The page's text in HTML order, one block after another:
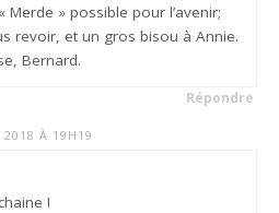
Merde » possible pour l’avenir;
revoir, et un gros bisou à Annie.
Bernard.
Répondre
2018 À 19H19
!